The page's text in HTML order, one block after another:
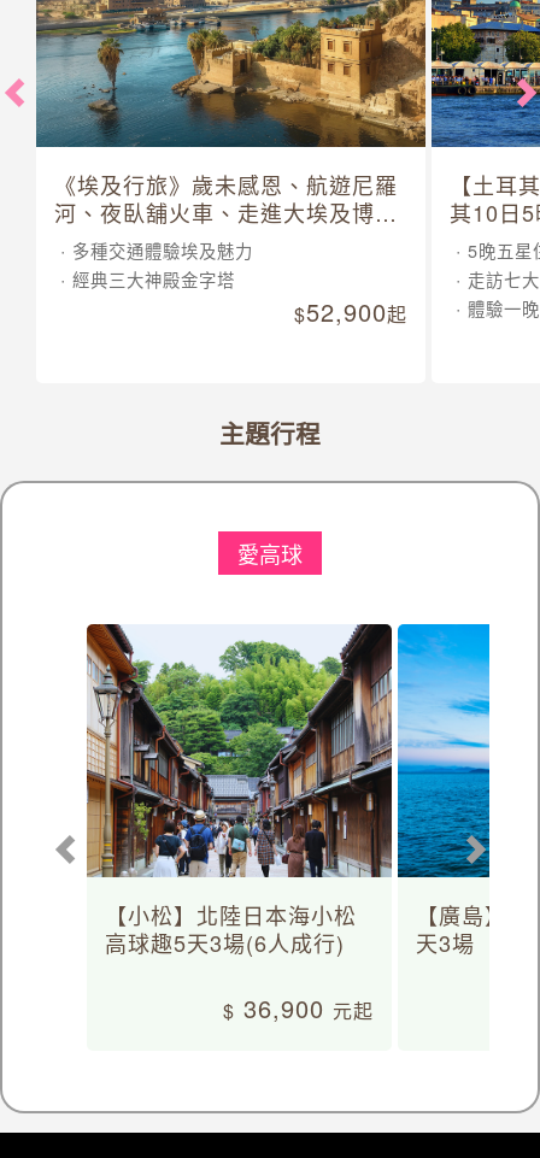
《埃及行旅》歲未感恩、航遊尼羅
河、夜臥舖火車、走進大埃及博物
館 10 日
多種交通體驗埃及魅力
經典三大神殿金字塔
52,900起
【土耳
其10日
5晚五星
走訪七
體驗一
愛高球
主題行程
【小松】北陸日本海小松
高球趣5天3場(6人成行)
36,900
【廣島】
天3場